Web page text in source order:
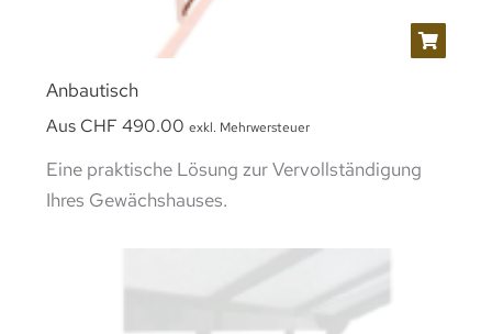
Anbautisch
Aus CHF 490.00 exkl. Mehrwersteuer
Eine praktische Lösung zur Vervollständigung
Ihres Gewächshauses.